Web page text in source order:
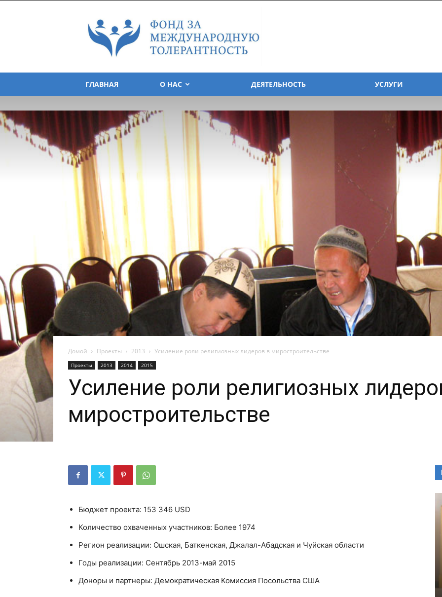
Foundation
for
Tolerance
International
ГЛАВНАЯ О НАС ДЕЯТЕЛЬНОСТЬ УСЛУГИ
Домой Проекты 2013 Усиление роли религиозных лидеров в миростроительстве
Проекты 2013 2014 2015
Усиление роли религиозных
миростроительстве
Бюджет проекта: 153 346 USD
Количество охваченных участников: Более 1974
Регион реализации: Ошская, Баткенская, Джалал-Абадская и Чуйская области
Годы реализации: Сентябрь 2013-май 2015
Доноры и партнеры: Демократическая Комиссия Посольства США